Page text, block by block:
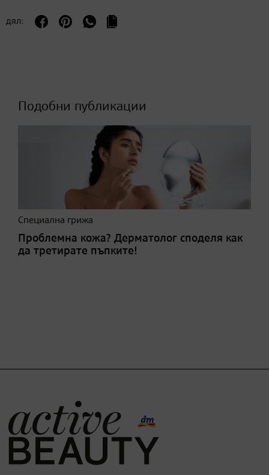
дял:
Подобни публикации
Специална грижа
Проблемна кожа? Дерматолог споделя как
да третирате пъпките!